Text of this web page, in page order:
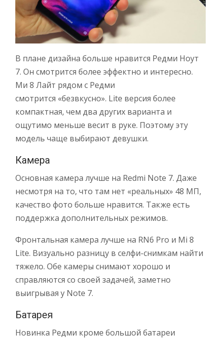
В плане дизайна больше нравится Редми Ноут
7. Он смотрится более эффектно и интересно.
Ми 8 Лайт рядом с Редми
смотрится «безвкусно». Lite версия более
компактная, чем два других варианта и
ощутимо меньше весит в руке. Поэтому эту
модель чаще выбирают девушки.
Камера
Основная камера лучше на Redmi Note 7. Даже
несмотря на то, что там нет «реальных» 48 МП,
качество фото больше нравится. Также есть
поддержка дополнительных режимов.
Фронтальная камера лучше на RN6 Pro и Mi 8
Lite. Визуально разницу в селфи-снимкам найти
тяжело. Обе камеры снимают хорошо и
справляются со своей задачей, заметно
выигрывая у Note 7.
Батарея
Новинка Редми кроме большой батареи